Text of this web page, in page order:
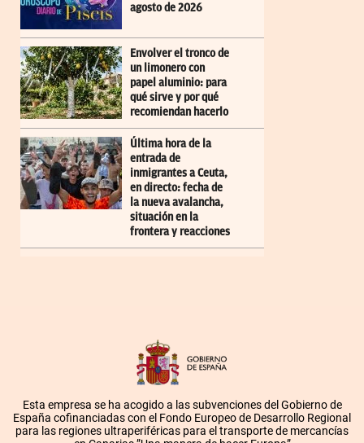
agosto de 2026
Envolver el tronco de
un limonero con
papel aluminio: para
qué sirve y por qué
recomiendan hacerlo
Última hora de la
entrada de
inmigrantes a Ceuta,
en directo: fecha de
la nueva avalancha,
situación en la
frontera y reacciones
Esta empresa se ha acogido a las subvenciones del Gobierno de
España cofinanciadas con el Fondo Europeo de Desarrollo Regional
para las regiones ultraperiféricas para el transporte de mercancías